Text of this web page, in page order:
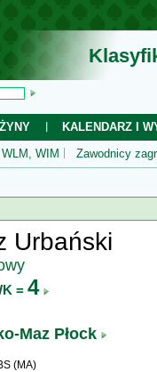
KALENDARZ I
WIM Zawodnicy
Urbański
= 4
Maz Płock
(MA)